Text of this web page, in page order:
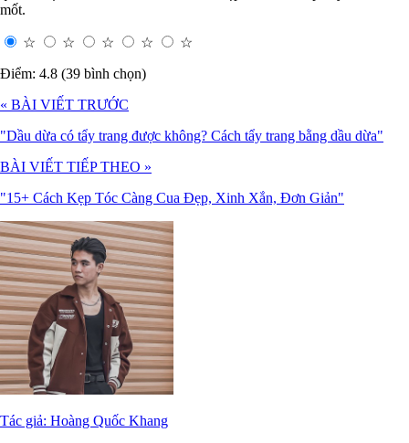
mốt.
☆ ☆ ☆ ☆
☆
Điểm: 4.8 (39 bình chọn)
« BÀI VIẾT TRƯỚC
"Dầu dừa có tẩy trang được không? Cách tẩy trang bằng dầu dừa"
BÀI VIẾT TIẾP THEO »
"15+ Cách Kẹp Tóc Càng Cua Đẹp, Xinh Xắn, Đơn Giản"
Tác giả: Hoàng Quốc Khang